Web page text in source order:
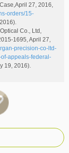
27, 2016,
orders/15-
Co., Ltd,
1695, April 27,
precision-co-ltd-
appeals-federal-
19, 2016).